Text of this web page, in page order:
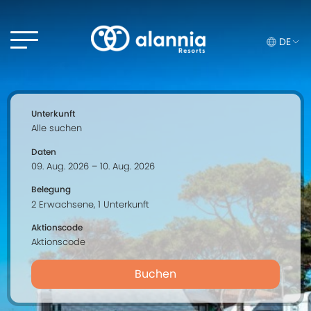
DE
Unterkunft
Daten
Belegung
Aktionscode
Buchen